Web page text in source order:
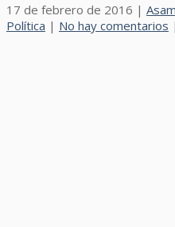
17 de febrero de 2016 |
Política | No hay comentarios |